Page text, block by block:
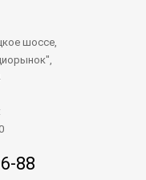
шоссе,
88